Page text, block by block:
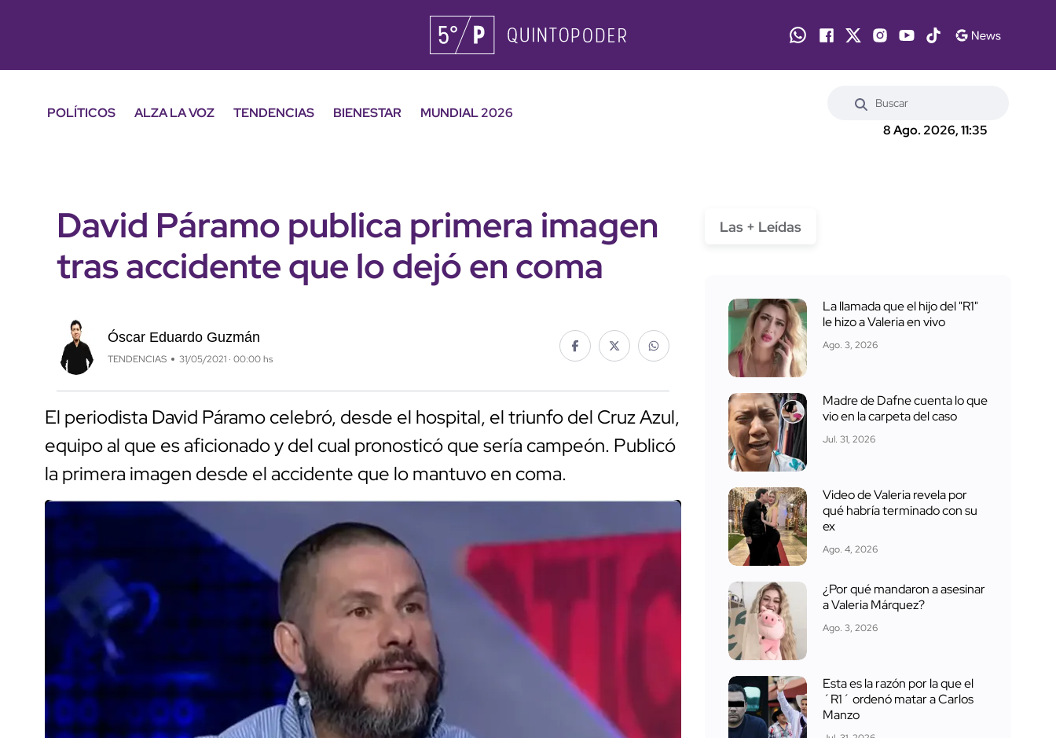
POLÍTICOS ALZA LA VOZ TENDENCIAS BIENESTAR
MUNDIAL 2026
8 Ago. 2026, 11:35
David Páramo publica primera imagen
tras accidente que lo dejó en coma
Óscar Eduardo Guzmán
TENDENCIAS 31/05/2021 · 00:00 hs
El periodista David Páramo celebró, desde el hospital, el triunfo del Cruz Azul,
equipo al que es aficionado y del cual pronosticó que sería campeón. Publicó
la primera imagen desde el accidente que lo mantuvo en coma.
Las + Leídas
La llamada que el hijo del "R1"
le hizo a Valeria en vivo
Ago. 3, 2026
Madre de Dafne cuenta lo que
vio en la carpeta del caso
Jul. 31, 2026
Video de Valeria revela por
qué habría terminado con su
ex
Ago. 4, 2026
¿Por qué mandaron a asesinar
a Valeria Márquez?
Ago. 3, 2026
Esta es la razón por la que el
´R1´ ordenó matar a Carlos
Manzo